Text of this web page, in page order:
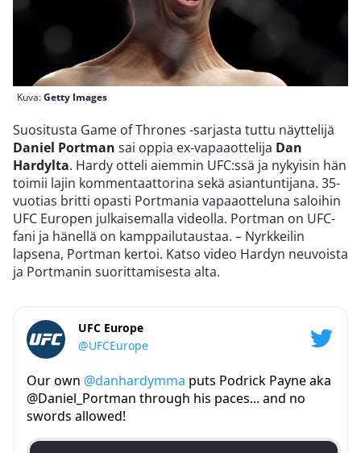
Kuva:Getty Images
Suositusta Game of Thrones -sarjasta tuttu näyttelijä
Daniel Portman sai oppia ex-vapaaottelija Dan
Hardylta. Hardy otteli aiemmin UFC:ssä ja nykyisin hän
toimii lajin kommentaattorina sekä asiantuntijana. 35-
vuotias britti opasti Portmania vapaaotteluna saloihin
UFC Europen julkaisemalla videolla. Portman on UFC-
fani ja hänellä on kamppailutaustaa. – Nyrkkeilin
lapsena, Portman kertoi. Katso video Hardyn neuvoista
ja Portmanin suorittamisesta alta.
UFC Europe
@UFCEurope
Our own @danhardymma puts Podrick Payne aka
@Daniel_Portman through his paces... and no
swords allowed!